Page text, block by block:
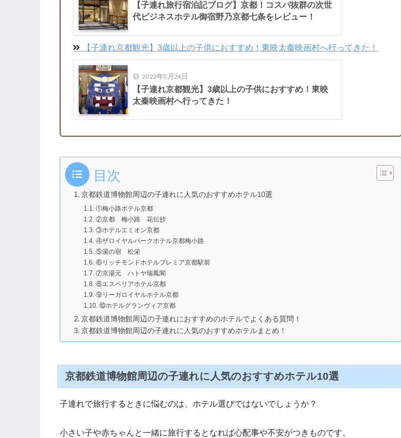
【子連れ旅行宿泊記ブログ】京都！コスパ抜群の次世
代ビジネスホテル御宿野乃京都七条をレビュー！
【子連れ京都観光】3歳以上の子供におすすめ！東映太秦映画村へ行ってきた！
2022年5月24日
【子連れ京都観光】3歳以上の子供におすすめ！東映
太秦映画村へ行ってきた！
目次
京都鉄道博物館周辺の子連れに人気のおすすめホテル10選
①梅小路ポテル京都
②京都 梅小路 花伝抄
③ホテルエミオン京都
④ザロイヤルパークホテル京都梅小路
⑤湯の宿 松栄
⑥リッチモンドホテルプレミア京都駅前
⑦京湯元 ハトヤ瑞鳳閣
⑧エスペリアホテル京都
⑨リーガロイヤルホテル京都
⑩ホテルグランヴィア京都
京都鉄道博物館周辺の子連れにおすすめのホテルでよくある質問！
京都鉄道博物館周辺の子連れに人気のおすすめホテルまとめ！
京都鉄道博物館周辺の子連れに人気のおすすめホテル10選
子連れで旅行するときに悩むのは、ホテル選びではないでしょうか？
小さい子や赤ちゃんと一緒に旅行するとなれば心配事や不安がつきものです。